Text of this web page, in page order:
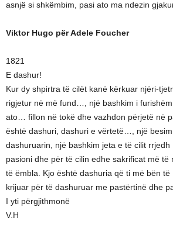
asnjë si shkëmbim, pasi ato ma ndezin
Viktor Hugo për Adele Foucher
1821
E dashur!
Kur dy shpirtra të cilët kanë kërkuar njëri-
rigjetur në më fund…, një bashkim i
ato… fillon në tokë dhe vazhdon përjetë në
është dashuri, dashuri e vërtetë…, një
dashuruarin, një bashkim jeta e të cilit
pasioni dhe për të cilin edhe sakrificat më të
të ëmbla. Kjo është dashuria që ti më bën
krijuar për të dashuruar me pastërtinë dhe
I yti përgjithmonë
V.H